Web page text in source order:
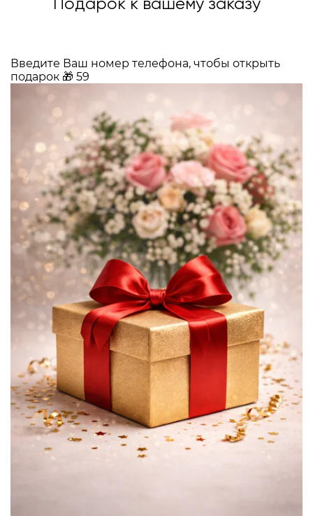
Подарок к вашему заказу
Введите Ваш номер телефона, чтобы открыть
подарок 🎁 59